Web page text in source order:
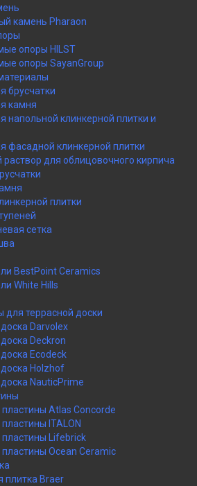
камень Pharaon
опоры HILST
опоры SayanGroup
брусчатки
камня
напольной клинкерной плитки и
фасадной клинкерной плитки
для облицовочного кирпича
плитки
сетка
BestPoint Ceramics
White Hills
для террасной доски
Darvolex
Deckron
Ecodeck
Holzhof
NauticPrime
Atlas Concorde
ITALON
Lifebrick
Ocean Ceramic
плитка Braer